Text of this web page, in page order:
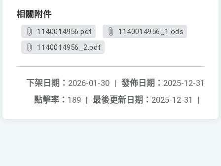
相關附件
1140014956.pdf
1140014956_1.ods
1140014956_2.pdf
發佈日期： 2025-12-31
下架日期： 2026-01-30 |
最後更新日期： 2025-12-31 |
點擊率： 189 |